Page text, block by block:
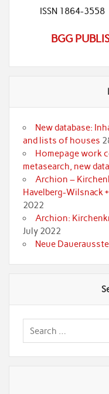
ISSN 1864-3558
BGG
New database:
and lists of houses
Homepage work
metasearch, new
Archion –
Havelberg-Wilsnack
2022
Archion:
July 2022
Neue